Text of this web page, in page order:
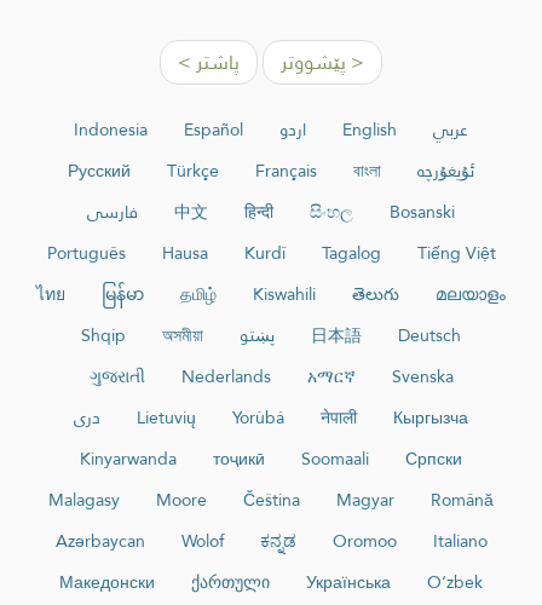
< پێشووتر پاشتر >
عربي English اردو Español
Indonesia
ئۇيغۇرچە
বাংলা
Français
Türkçe
Русский
Bosanski
සිංහල
हिन्दी
中文
فارسی
Tiếng Việt
Tagalog
Kurdî
Hausa
Português
മലയാളം
తెలుగు
Kiswahili
தமிழ்
မြန်မာ
ไทย
Deutsch
日本語 پښتو অসমীয়া
Shqip
Svenska
አማርኛ
Nederlands
ગુજરાતી
Кыргызча
नेपाली
Yorùbá
Lietuvių
دری
Српски
Soomaali
тоҷикӣ
Kinyarwanda
Română
Magyar
Čeština
Moore
Malagasy
Italiano
Oromoo
ಕನ್ನಡ
Wolof
Azərbaycan
O‘zbek
Українська
ქართული
Македонски